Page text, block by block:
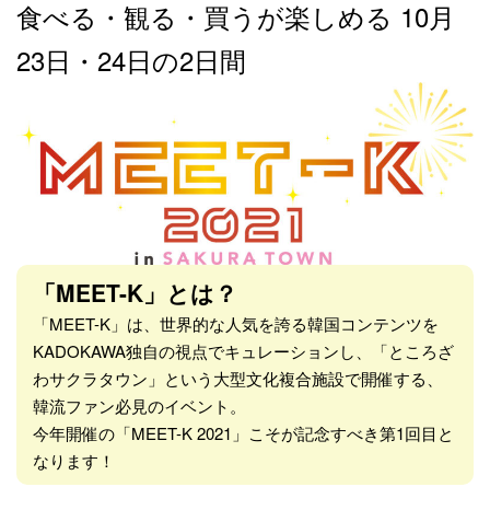
食べる・観る・買うが楽しめる 10月
23日・24日の2日間
「MEET-K」とは？
「MEET-K」は、世界的な人気を誇る韓国コンテンツを
KADOKAWA独自の視点でキュレーションし、「ところざ
わサクラタウン」という大型文化複合施設で開催する、
韓流ファン必見のイベント。
今年開催の「MEET-K 2021」こそが記念すべき第1回目と
なります！